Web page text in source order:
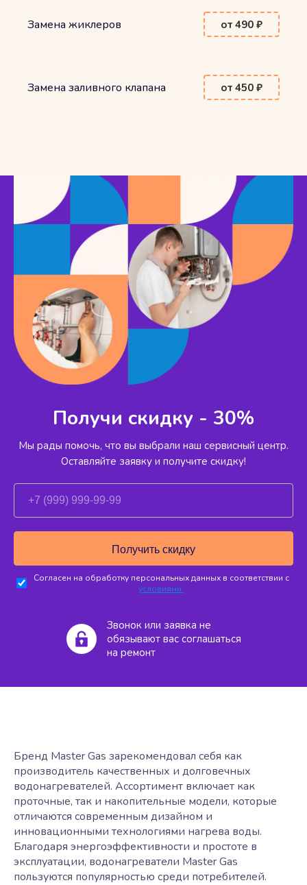
Замена жиклеров от 490 ₽
Замена заливного клапана от 450 ₽
Получи скидку - 30%
Мы рады помочь, что вы выбрали наш сервисный центр.
Оставляйте заявку и получите скидку!
Согласен на обработку персональных данных в соответствии с
условиями.
Звонок или заявка не
обязывают вас соглашаться
на ремонт
Бренд Master Gas зарекомендовал себя как
производитель качественных и долговечных
водонагревателей. Ассортимент включает как
проточные, так и накопительные модели, которые
отличаются современным дизайном и
инновационными технологиями нагрева воды.
Благодаря энергоэффективности и простоте в
эксплуатации, водонагреватели Master Gas
пользуются популярностью среди потребителей.